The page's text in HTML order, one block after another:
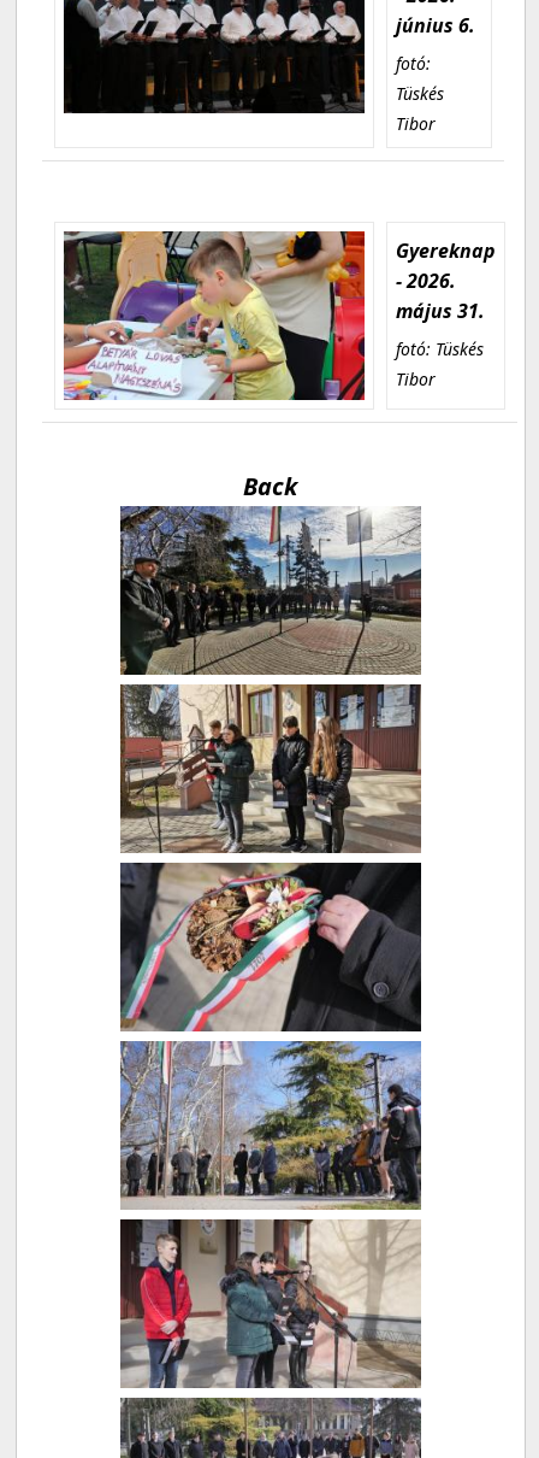
június 6.
fotó:
Tüskés
Tibor
Gyereknap
- 2026.
május 31.
fotó: Tüskés
Tibor
Back